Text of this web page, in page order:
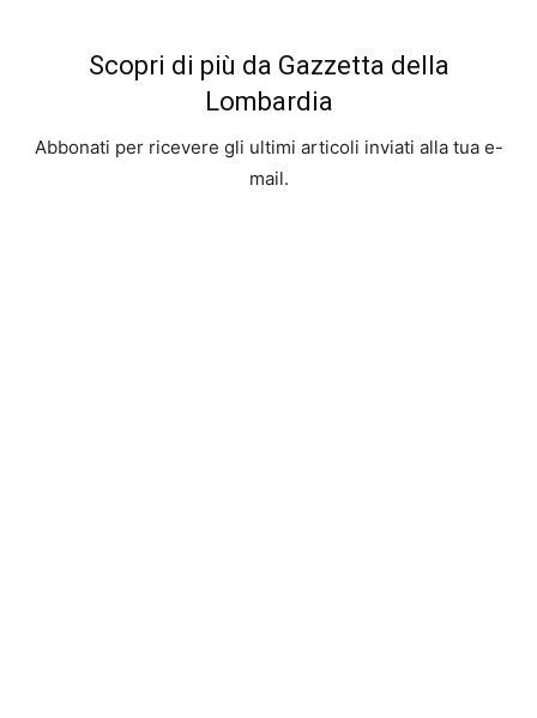
Scopri di più da Gazzetta della
Lombardia
Abbonati per ricevere gli ultimi articoli inviati alla tua e-
mail.